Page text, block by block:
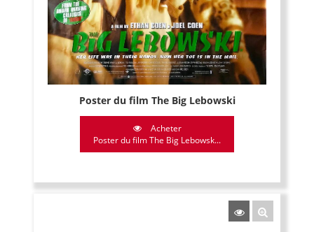
Poster du film The Big Lebowski
Acheter
Poster du film The Big Lebowsk...